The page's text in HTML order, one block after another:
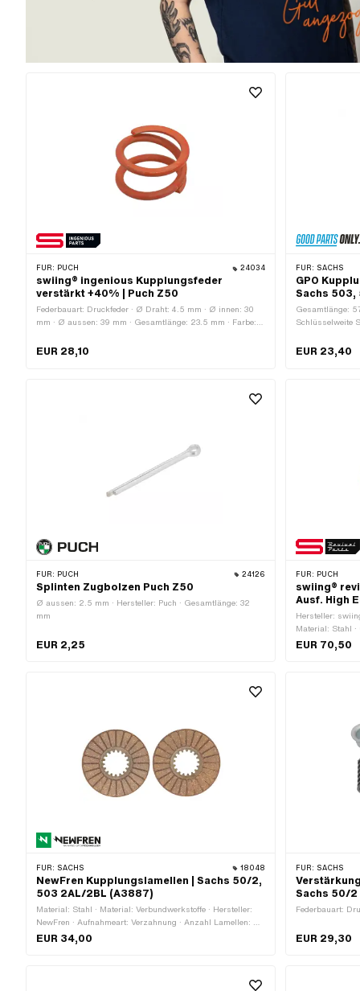
FÜR: PUCH 24034
swiing® ingenious Kupplungsfeder
verstärkt +40% | Puch Z50
Federbauart: Druckfeder · Ø Draht: 4.5 mm · Ø innen: 30
mm · Ø aussen: 39 mm · Gesamtlänge: 23.5 mm · Farbe:
Bestandteile: 1 Stk. · Material: Federstahl · Oberfläche:
EUR 28,10
FÜR: SACHS
GPO
Sachs
Gesamtlänge:
Schlüsselweite
Hersteller: GPO
EUR 23,40
FÜR: PUCH 24126
Splinten Zugbolzen Puch Z50
Ø aussen: 2.5 mm · Hersteller: Puch · Gesamtlänge: 32
mm
EUR 2,25
FÜR: PUCH
swiing®
Ausf. High
Hersteller:
Material: Stahl ·
geschwärzt ·
34.9 mm · Ø
EUR 70,50
FÜR: SACHS 18048
NewFren Kupplungslamellen | Sachs 50/2,
503 2AL/2BL (A3887)
Material: Stahl · Material: Verbundwerkstoffe · Hersteller:
NewFren · Aufnahmeart: Verzahnung · Anzahl Lamellen: 2
Stk. · Ø innen: 30 mm · Ø innen: 36 mm · Dicke: 3.3 mm ·
Ø aussen: 93.8 mm · Anwendungsbereich: Standard · Pony
EUR 34,00
FÜR: SACHS
Sachs 50/2
Federbauart:
EUR 29,30